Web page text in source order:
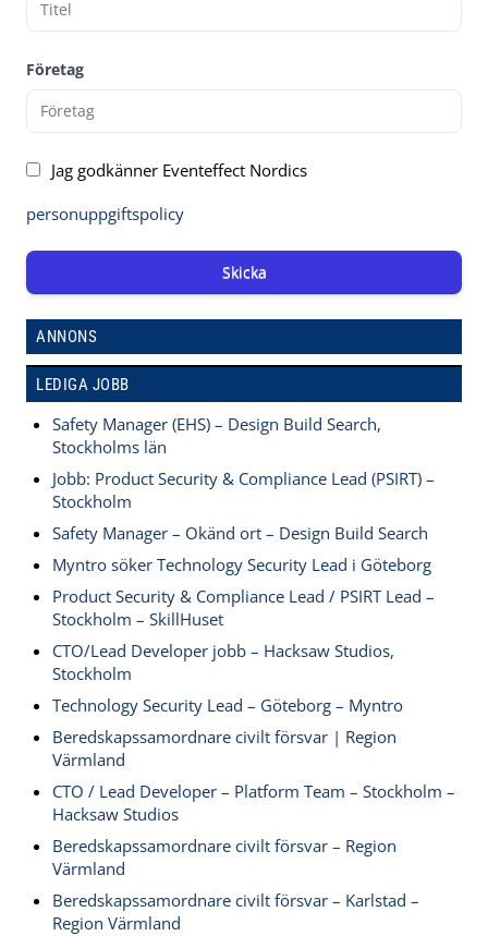
Företag
Jag godkänner Eventeffect Nordics
personuppgiftspolicy
Skicka
ANNONS
LEDIGA JOBB
Safety Manager (EHS) – Design Build Search,
Stockholms län
Jobb: Product Security & Compliance Lead (PSIRT) –
Stockholm
Safety Manager – Okänd ort – Design Build Search
Myntro söker Technology Security Lead i Göteborg
Product Security & Compliance Lead / PSIRT Lead –
Stockholm – SkillHuset
CTO/Lead Developer jobb – Hacksaw Studios,
Stockholm
Technology Security Lead – Göteborg – Myntro
Beredskapssamordnare civilt försvar | Region
Värmland
CTO / Lead Developer – Platform Team – Stockholm –
Hacksaw Studios
Beredskapssamordnare civilt försvar – Region
Värmland
Beredskapssamordnare civilt försvar – Karlstad –
Region Värmland